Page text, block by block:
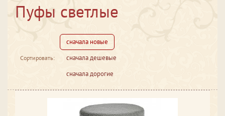
Пуфы светлые
Сортировать:
сначала новые
сначала дешевые
сначала дорогие